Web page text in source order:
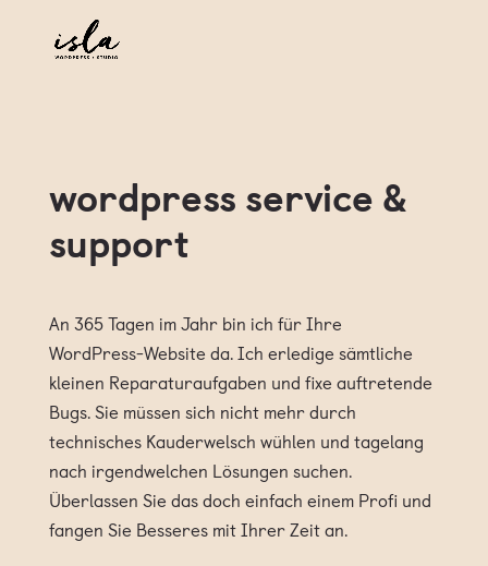
wordpress service &
support
An 365 Tagen im Jahr bin ich für Ihre
WordPress-Website da. Ich erledige sämtliche
kleinen Reparaturaufgaben und fixe auftretende
Bugs. Sie müssen sich nicht mehr durch
technisches Kauderwelsch wühlen und tagelang
nach irgendwelchen Lösungen suchen.
Überlassen Sie das doch einfach einem Profi und
fangen Sie Besseres mit Ihrer Zeit an.